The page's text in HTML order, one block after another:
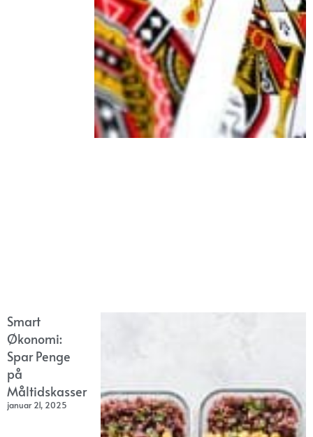
Smart
Økonomi:
Spar Penge
på
Måltidskasser
januar 21, 2025